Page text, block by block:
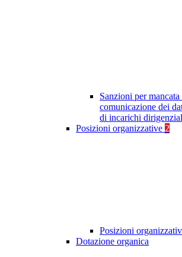
Sanzioni per
comunicazione dei
di incarichi
Posizioni organizzative 2
Posizioni
Dotazione organica